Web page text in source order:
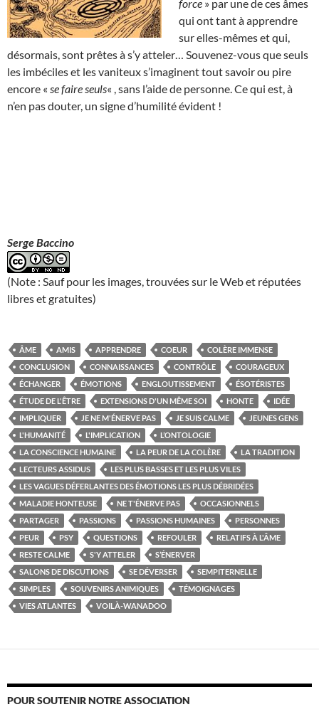
force » par une de ces âmes
qui ont tant à apprendre
sur elles-mêmes et qui,
désormais, sont prêtes à s’y atteler… Souvenez-vous que seuls
les imbéciles et les vaniteux s’imaginent tout savoir ou pire
encore « se faire seuls« , sans l’aide de personne. Ce qui est, à
n’en pas douter, un signe d’humilité évident !
Serge Baccino
(Note : Sauf pour les images, trouvées sur le Web et réputées
libres et gratuites)
ÂME AMIS APPRENDRE COEUR
COLÈRE IMMENSE
CONCLUSION
CONNAISSANCES CONTRÔLE
COURAGEUX
ÉCHANGER
ÉMOTIONS ENGLOUTISSEMENT
ÉSOTÉRISTES
ÉTUDE DE L'ÊTRE
EXTENSIONS D'UN MÊME SOI HONTE
IDÉE
IMPLIQUER
JE NE M'ÉNERVE PAS JE SUIS CALME
JEUNES GENS
L'HUMANITÉ
L'IMPLICATION
L’ONTOLOGIE
LA CONSCIENCE HUMAINE
LA PEUR DE LA COLÈRE
LA TRADITION
LECTEURS ASSIDUS
LES PLUS BASSES ET LES PLUS VILES
LES VAGUES DÉFERLANTES DES ÉMOTIONS LES PLUS DÉBRIDÉES
MALADIE HONTEUSE
NE T'ÉNERVE PAS
OCCASIONNELS
PARTAGER
PASSIONS PASSIONS HUMAINES
PERSONNES
PEUR
PSY QUESTIONS REFOULER
RELATIFS À L'ÂME
RESTE CALME
S'Y ATTELER
S’ÉNERVER
SALONS DE DISCUTIONS
SE DÉVERSER
SEMPITERNELLE
SIMPLES
SOUVENIRS ANIMIQUES
TÉMOIGNAGES
VIES ATLANTES
VOILÀ-WANADOO
POUR SOUTENIR NOTRE ASSOCIATION